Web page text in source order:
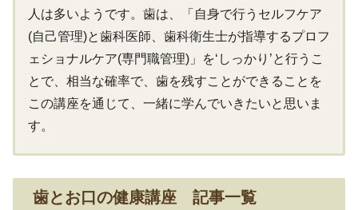
人は多いようです。歯は、「自身で行うセルフケア
(自己管理)と歯科医師、歯科衛生士が指導するプロフ
ェショナルケア(専門職管理)」を‘しっかり’と行うこ
とで、相当な確率で、歯を残すことができることを
この講座を通じて、一緒に学んでいきたいと思いま
す。
歯とお口の健康講座 記事一覧